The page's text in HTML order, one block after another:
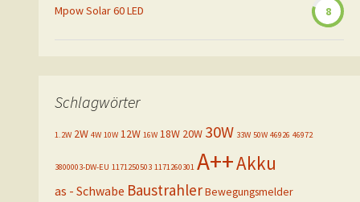
Mpow Solar 60 LED 8
Schlagwörter
1.2W 2W 4W 10W 12W 16W 18W 20W 30W 33W 50W 46926 46972
3800003-DW-EU 1171250503 1171260301 A++Akku
as - Schwabe BaustrahlerBewegungsmelder